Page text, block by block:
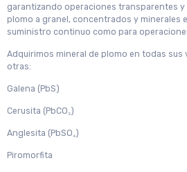
garantizando operaciones transparentes y
plomo a granel, concentrados y minerales
suministro continuo como para
Adquirimos mineral de plomo en todas sus
otras:
Galena (PbS)
Cerusita (PbCO₃)
Anglesita (PbSO₄)
Piromorfita